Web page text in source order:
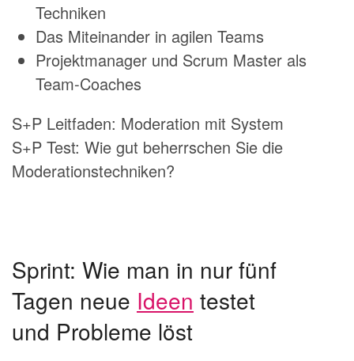
Techniken
Das Miteinander in agilen Teams
Projektmanager und Scrum Master als
Team-Coaches
S+P Leitfaden: Moderation mit System
S+P Test: Wie gut beherrschen Sie die
Moderationstechniken?
Sprint: Wie man in nur fünf
Tagen neue Ideen testet
und Probleme löst